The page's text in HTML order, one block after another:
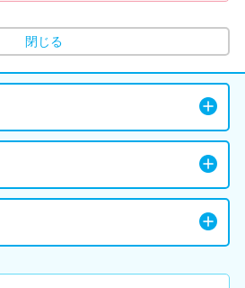
閉じる